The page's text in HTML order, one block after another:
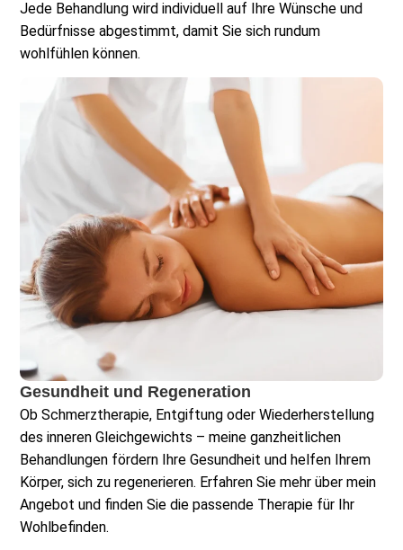
Jede Behandlung wird individuell auf Ihre Wünsche und
Bedürfnisse abgestimmt, damit Sie sich rundum
wohlfühlen können.
Gesundheit und Regeneration​
Ob Schmerztherapie, Entgiftung oder Wiederherstellung
des inneren Gleichgewichts – meine ganzheitlichen
Behandlungen fördern Ihre Gesundheit und helfen Ihrem
Körper, sich zu regenerieren. Erfahren Sie mehr über mein
Angebot und finden Sie die passende Therapie für Ihr
Wohlbefinden.